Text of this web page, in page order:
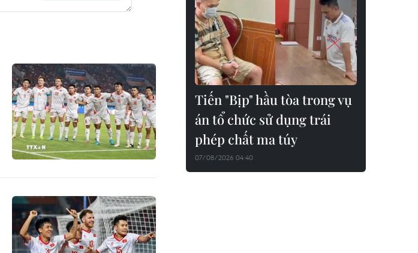
Tiến "Bịp" hầu tòa trong vụ
án tổ chức sử dụng trái
phép chất ma túy
07/08/2026 04:40